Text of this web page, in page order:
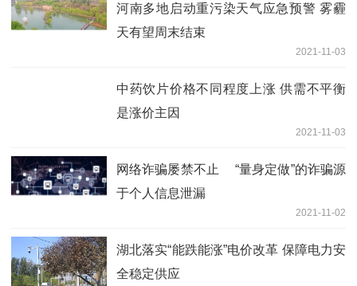
河南多地启动重污染天气应急预警 雾霾
天有望周末结束
2021-11-03
中药饮片价格不同程度上涨 供需不平衡
是涨价主因
2021-11-03
网络诈骗屡禁不止 “量身定做”的诈骗源
于个人信息泄漏
2021-11-02
湖北落实“能跌能涨”电价改革 保障电力安
全稳定供应